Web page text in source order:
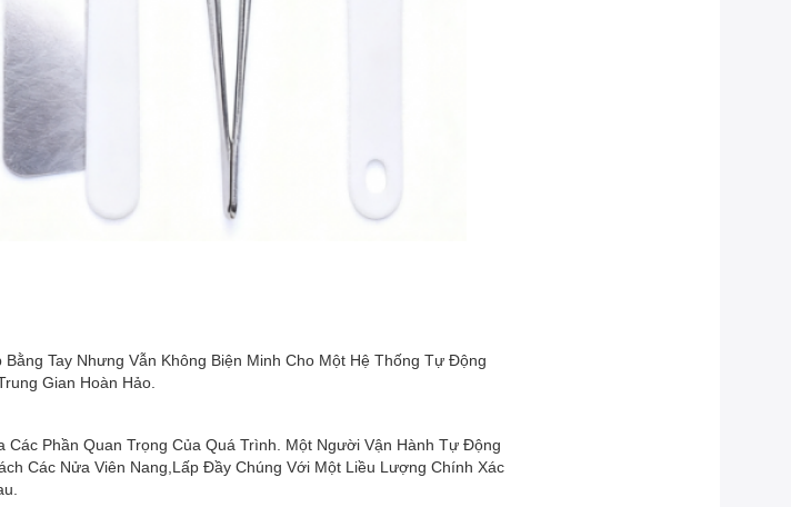
Tay Nhưng Vẫn Không Biện Minh Cho Một Hệ Thống Tự Động
Gian Hoàn Hảo.
Các Phần Quan Trọng Của Quá Trình. Một Người Vận Hành Tự Động
Các Nửa Viên Nang,lấp Đầy Chúng Với Một Liều Lượng Chính Xác